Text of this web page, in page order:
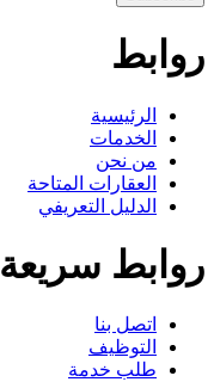
روابط
الرئيسية
الخدمات
من نحن
العقارات المتاحة
الدليل التعريفي
روابط سريعة
اتصل بنا
التوظيف
طلب خدمة